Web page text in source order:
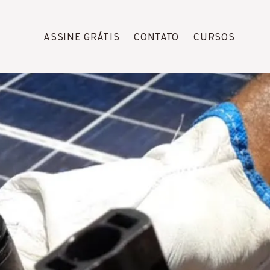
ASSINE GRÁTIS CONTATO CURSOS